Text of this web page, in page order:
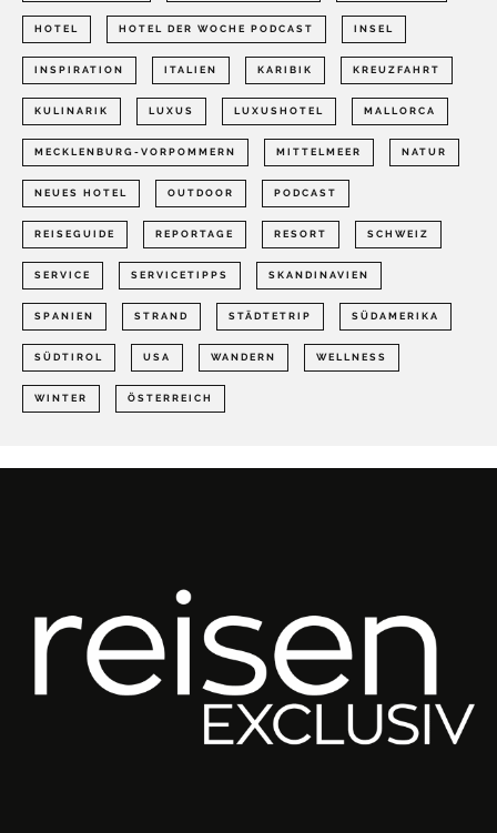
HOTEL HOTEL DER WOCHE PODCAST INSEL
INSPIRATION ITALIEN KARIBIK KREUZFAHRT
KULINARIK LUXUS LUXUSHOTEL MALLORCA
MECKLENBURG-VORPOMMERN MITTELMEER NATUR
NEUES HOTEL OUTDOOR PODCAST
REISEGUIDE REPORTAGE RESORT SCHWEIZ
SERVICE SERVICETIPPS SKANDINAVIEN
SPANIEN STRAND STÄDTETRIP SÜDAMERIKA
SÜDTIROL USA WANDERN WELLNESS
WINTER ÖSTERREICH